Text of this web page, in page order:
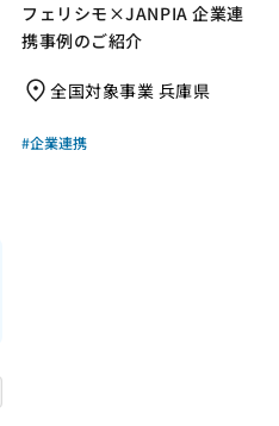
フェリシモ×JANPIA 企業連
携事例のご紹介
全国対象事業 兵庫県
#企業連携